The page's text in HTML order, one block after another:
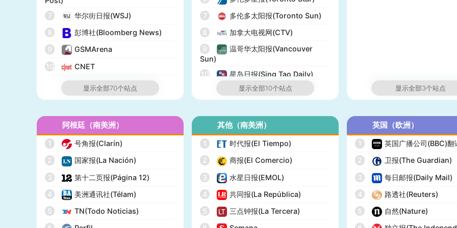
7
华尔街日报(WSJ)
8
彭博社(Bloomberg News)
9
GSMArena
10
CNET
纽约邮报(New York Post)
12
网络医生(WebMD)
13
市场观察(MarketWatch)
14
IGN
15
GameSpot
16
17
18
全国公共广播电台(NPR)
19
美国广播公司(ABC)
显示全部70个站点
7
多伦多太阳报(Toronto Sun)
8
加拿大电视网(CTV)
9
温哥华太阳报(Vancouver
Sun)
10
星岛日报(Sing Tao Daily)
显示全部10个站点 显示全部3个站点
阿根廷（南美洲）
1
号角报(Clarín)
2
国家报(La Nación)
3
第十二页报(Página 12)
4
美洲通讯社(Télam)
5
TN(Todo Noticias)
其他（南美洲）
1
时代报(El Tiempo)
2
商报(El Comercio)
3
水星日报(EMOL)
4
共同报(La República)
5
三点钟报(La Tercera)
英国（欧洲）
1
英国广播公司(BBC)翻
2
卫报(The Guardian)
3
每日邮报(Daily Mail)
4
路透社(Reuters)
5
自然(Nature)